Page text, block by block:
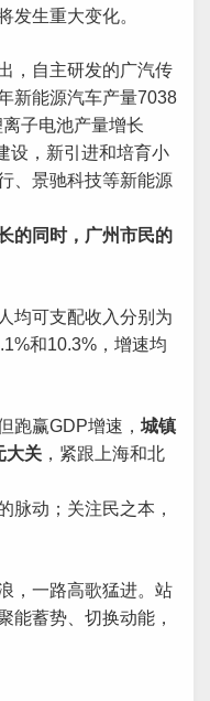
发生重大变化。
，自主研发的广汽传
新能源汽车产量7038
子电池产量增长
设，新引进和培育小
、景驰科技等新能源
的同时，广州市民的
均可支配收入分别为
和10.3%，增速均
跑赢GDP增速， 城镇
大关 ，紧跟上海和北
脉动；关注民之本，
，一路高歌猛进。站
能蓄势、切换动能，